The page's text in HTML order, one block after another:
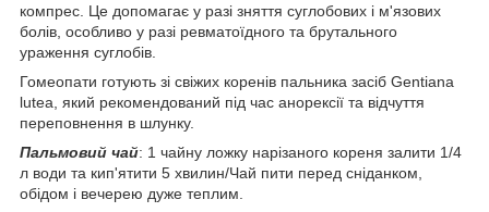
компрес. Це допомагає у разі зняття суглобових і м'язових
болів, особливо у разі ревматоїдного та брутального
ураження суглобів.
Гомеопати готують зі свіжих коренів пальника засіб Gentiana
lutea, який рекомендований під час анорексії та відчуття
переповнення в шлунку.
Пальмовий чай: 1 чайну ложку нарізаного кореня залити 1/4
л води та кип'ятити 5 хвилин/Чай пити перед сніданком,
обідом і вечерею дуже теплим.